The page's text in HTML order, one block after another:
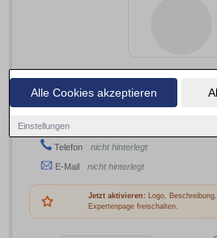
Alle Cookies akzeptieren
Einstellungen
Kühne Wolfgang GmbH
Adresse
Telefon
nicht hinterlegt
E-Mail
nicht hinterlegt
Jetzt aktivieren: Logo,
Expertenpage freischalten.